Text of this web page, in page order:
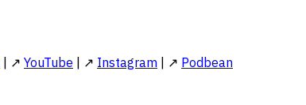
| ↗ YouTube | ↗ Instagram | ↗ Podbean